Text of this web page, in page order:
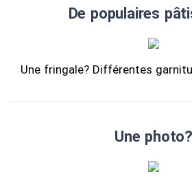
De populaires
Une fringale? Différentes
Une photo?